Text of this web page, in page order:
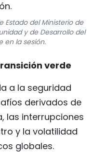
Estado del Ministerio de
y de Desarrollo del
en la sesión.
verde
a la seguridad
derivados de
las interrupciones
y la volatilidad
globales.